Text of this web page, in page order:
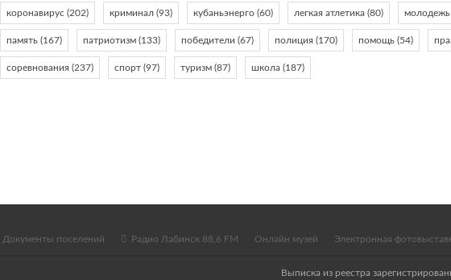
коронавирус (202) криминал (93) кубаньэнерго (60) легкая атлетика (80) молодежь
память (167) патриотизм (133) победители (67) полиция (170) помощь (54)
соревнования (237) спорт (97) туризм (87) школа (187)
Документы поселений Радио Лабинск 88,6 FM Онлайн музей Электронная
Выписка из реестра